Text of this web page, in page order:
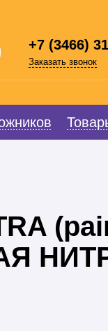
+7 (3466)
Заказать звонок